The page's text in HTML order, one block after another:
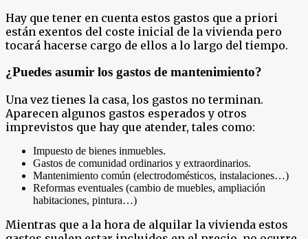
Hay que tener en cuenta estos gastos que a priori
están exentos del coste inicial de la vivienda pero
tocará hacerse cargo de ellos a lo largo del tiempo.
¿Puedes asumir los gastos de mantenimiento?
Una vez tienes la casa, los gastos no terminan.
Aparecen algunos gastos esperados y otros
imprevistos que hay que atender, tales como:
Impuesto de bienes inmuebles.
Gastos de comunidad ordinarios y extraordinarios.
Mantenimiento común (electrodomésticos, instalaciones…)
Reformas eventuales (cambio de muebles, ampliación
habitaciones, pintura…)
Mientras que a la hora de alquilar la vivienda estos